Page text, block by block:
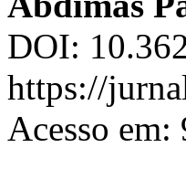
DOI:
https://
Acesso em: